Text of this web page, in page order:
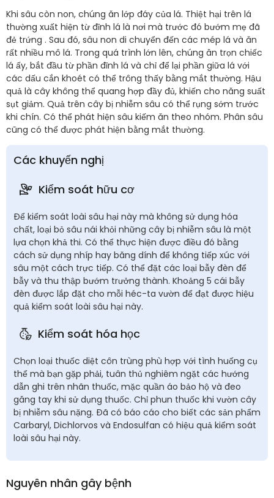
Khi sâu còn non, chúng ăn lớp đáy của lá. Thiệt hại trên lá
thường xuất hiện từ đỉnh lá là nơi mà trước đó bướm mẹ đã
đẻ trứng . Sau đó, sâu non di chuyển đến các mép lá và ăn
rất nhiều mô lá. Trong quá trình lớn lên, chúng ăn trọn chiếc
lá ấy, bắt đầu từ phần đỉnh lá và chỉ để lại phần giữa lá với
các dấu cắn khoét có thể trông thấy bằng mắt thường. Hậu
quả là cây không thể quang hợp đầy đủ, khiến cho năng suất
sụt giảm. Quả trên cây bị nhiễm sâu có thể rụng sớm trước
khi chín. Có thể phát hiện sâu kiếm ăn theo nhóm. Phân sâu
cũng có thể được phát hiện bằng mắt thường.
Các khuyến nghị
Kiểm soát hữu cơ
Để kiểm soát loài sâu hại này mà không sử dụng hóa
chất, loại bỏ sâu nái khỏi những cây bị nhiễm sâu là một
lựa chọn khả thi. Có thể thực hiện được điều đó bằng
cách sử dụng nhíp hay băng dính để không tiếp xúc với
sâu một cách trực tiếp. Có thể đặt các loại bẫy đèn để
bẫy và thu thập bướm trưởng thành. Khoảng 5 cái bẫy
đèn được lắp đặt cho mỗi héc-ta vườn để đạt được hiệu
quả kiểm soát loài sâu hại này.
Kiểm soát hóa học
Chọn loại thuốc diệt côn trùng phù hợp với tình huống cụ
thể mà bạn gặp phải, tuân thủ nghiêm ngặt các hướng
dẫn ghi trên nhãn thuốc, mặc quần áo bảo hộ và đeo
găng tay khi sử dụng thuốc. Chỉ phun thuốc khi vườn cây
bị nhiễm sâu nặng. Đã có báo cáo cho biết các sản phẩm
Carbaryl, Dichlorvos và Endosulfan có hiệu quả kiểm soát
loài sâu hại này.
Nguyên nhân gây bệnh